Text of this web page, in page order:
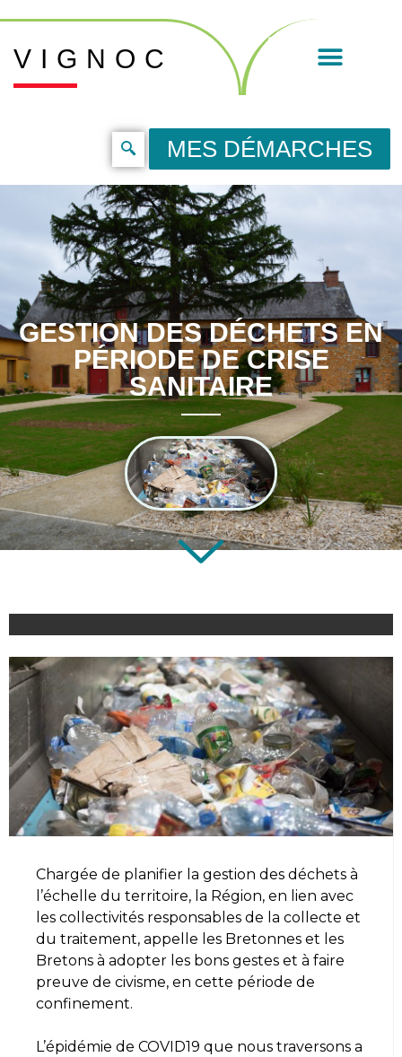
VIGNOC
MES DÉMARCHES
GESTION DES DÉCHETS EN
PÉRIODE DE CRISE
SANITAIRE
Chargée de planifier la gestion des déchets à
l’échelle du territoire, la Région, en lien avec
les collectivités responsables de la collecte et
du traitement, appelle les Bretonnes et les
Bretons à adopter les bons gestes et à faire
preuve de civisme, en cette période de
confinement.
L’épidémie de COVID19 que nous traversons a